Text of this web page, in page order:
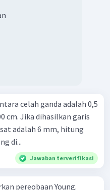
celah ganda adalah 0,5
cm. Jika dihasilkan garis
adalah 6 mm, hitung
di...
Jawaban terverifikasi
pereobaan Young.